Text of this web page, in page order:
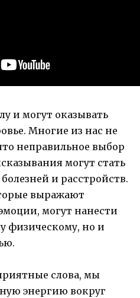
и могут оказывать
Многие из нас не
неправильное выбор
могут стать
и расстройств.
выражают
могут нанести
физическому, но и
слова, мы
энергию вокруг